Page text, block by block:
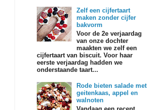
Zelf een cijfertaart
maken zonder cijfer
bakvorm
Voor de 2e verjaardag
van onze dochter
maakten we zelf een
cijfertaart van biscuit. Voor haar
eerste verjaardag hadden we
onderstaande taart...
Rode bieten salade met
geitenkaas, appel en
walnoten